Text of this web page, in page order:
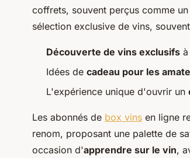
coffrets, souvent perçus comme un
sélection exclusive de vins,
Découverte de vins exclusifs
Idées de cadeau pour les
L'expérience unique d'ouvrir un
Les abonnés de box vins en ligne
renom, proposant une palette de
occasion d'apprendre sur le vin,